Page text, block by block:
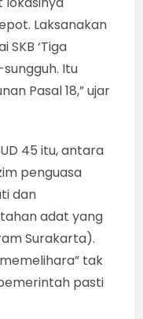
Laksanakan
SKB ‘Tiga
Itu
Pasal 18,” ujar
45 itu, antara
penguasa
dan
adat yang
Surakarta).
tak
pasti